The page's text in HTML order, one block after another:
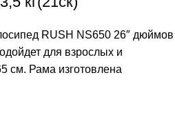
RUSH NS650 26″ дюймов
для взрослых и
см. Рама изготовлена